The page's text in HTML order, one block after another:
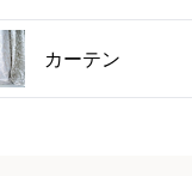
カーテン